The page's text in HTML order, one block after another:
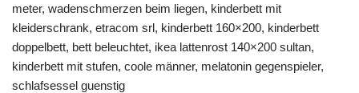
meter, wadenschmerzen beim liegen, kinderbett mit
kleiderschrank, etracom srl, kinderbett 160×200, kinderbett
doppelbett, bett beleuchtet, ikea lattenrost 140×200 sultan,
kinderbett mit stufen, coole männer, melatonin gegenspieler,
schlafsessel guenstig